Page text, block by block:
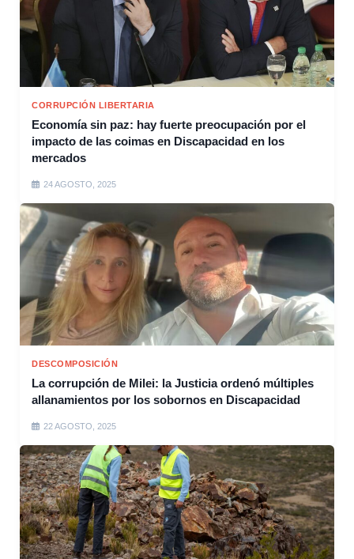
CORRUPCIÓN LIBERTARIA
Economía sin paz: hay fuerte preocupación por el
impacto de las coimas en Discapacidad en los
mercados
24 AGOSTO, 2025
DESCOMPOSICIÓN
La corrupción de Milei: la Justicia ordenó múltiples
allanamientos por los sobornos en Discapacidad
22 AGOSTO, 2025